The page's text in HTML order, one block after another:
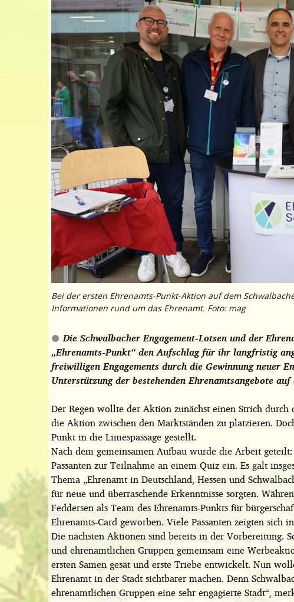
Bei der ersten Ehrenamts-Punkt-Aktion auf dem
Informationen rund um das Ehrenamt. Foto: mag
Die Schwalbacher Engagement-Lotsen und der
„Ehrenamts-Punkt“ den Aufschlag für ihr langfristig
freiwilligen Engagements durch die Gewinnung neuer
Unterstützung der bestehenden Ehrenamtsangebote
Der Regen wollte der Aktion zunächst einen Strich
die Aktion zwischen den Marktständen zu platzieren.
Punkt in die Limespassage gestellt.
Nach dem gemeinsamen Aufbau wurde die Arbeit
Passanten zur Teilnahme an einem Quiz ein. Es galt
Thema „Ehrenamt in Deutschland, Hessen und
für neue und überraschende Erkenntnisse sorgten.
Feddersen als Team des Ehrenamts-Punkts für
Ehrenamts-Card geworben. Viele Passanten zeigten
Die nächsten Aktionen sind bereits in der Vorbereitung.
und ehrenamtlichen Gruppen gemeinsam eine
ersten Samen gesät und erste Triebe entwickelt. Nun
Ehrenamt in der Stadt sichtbarer machen. Denn
ehrenamtlichen Gruppen eine sehr engagierte Stadt“,